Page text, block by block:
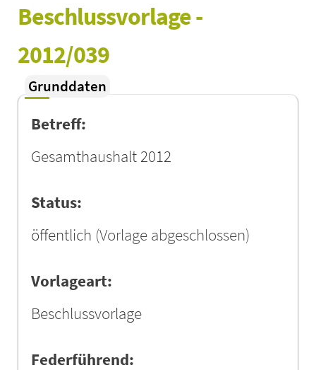
Beschlussvorlage -
2012/039
Grunddaten
Betreff:
Gesamthaushalt 2012
Status:
öffentlich (Vorlage abgeschlossen)
Vorlageart:
Beschlussvorlage
Federführend: